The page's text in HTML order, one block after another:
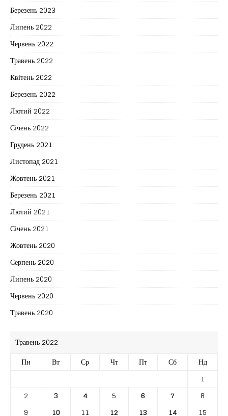
Березень 2023
Липень 2022
Червень 2022
Травень 2022
Квітень 2022
Березень 2022
Лютий 2022
Січень 2022
Грудень 2021
Листопад 2021
Жовтень 2021
Березень 2021
Лютий 2021
Січень 2021
Жовтень 2020
Серпень 2020
Липень 2020
Червень 2020
Травень 2020
Травень 2022
Пн
Вт Ср Чт Пт Сб
Нд
1
2
3 4 5 6 7
8
9
10 11 12 13 14 15